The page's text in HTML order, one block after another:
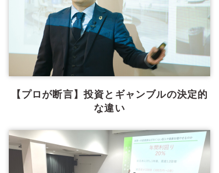
【プロが断言】投資とギャンブルの決定的
な違い